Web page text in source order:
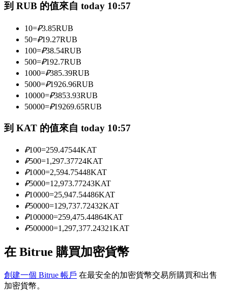
成為跟單交易員
合約資訊
包含交易情況等的大數據分析
到 RUB 的值來自 today 10:57
10=₽3.85RUB
50=₽19.27RUB
100=₽38.54RUB
500=₽192.7RUB
1000=₽385.39RUB
5000=₽1926.96RUB
10000=₽3853.93RUB
50000=₽19269.65RUB
到 KAT 的值來自 today 10:57
₽100=259.47544KAT
₽500=1,297.37724KAT
₽1000=2,594.75448KAT
₽5000=12,973.77243KAT
₽10000=25,947.54486KAT
₽50000=129,737.72432KAT
₽100000=259,475.44864KAT
₽500000=1,297,377.24321KAT
在 Bitrue 購買加密貨幣
創建一個 Bitrue 帳戶 在最安全的加密貨幣交易所購買和出售
加密貨幣。